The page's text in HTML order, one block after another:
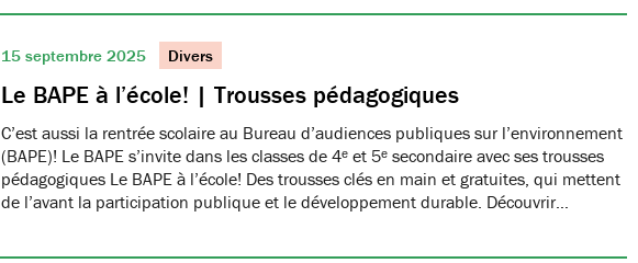
15 septembre 2025 Divers
Le BAPE à l’école! | Trousses pédagogiques
C’est aussi la rentrée scolaire au Bureau d’audiences publiques sur l’environnement
(BAPE)! Le BAPE s’invite dans les classes de 4ᵉ et 5ᵉ secondaire avec ses trousses
pédagogiques Le BAPE à l’école! Des trousses clés en main et gratuites, qui mettent
de l’avant la participation publique et le développement durable. Découvrir…